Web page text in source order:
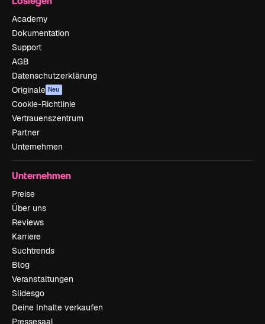
Academy
Dokumentation
Support
AGB
Datenschutzerklärung
Originale Neu
Cookie-Richtlinie
Vertrauenszentrum
Partner
Unternehmen
Unternehmen
Preise
Über uns
Reviews
Karriere
Suchtrends
Blog
Veranstaltungen
Slidesgo
Deine Inhalte verkaufen
Pressesaal